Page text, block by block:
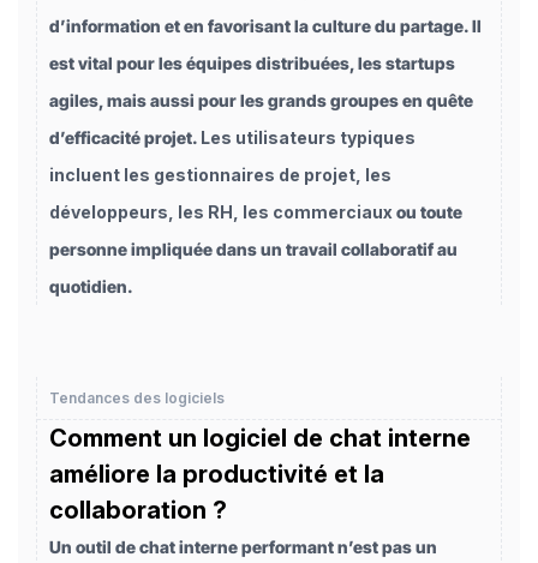
d’information et en favorisant la culture du partage. Il
est vital pour les équipes distribuées, les startups
agiles, mais aussi pour les grands groupes en quête
d’efficacité projet. Les utilisateurs typiques
incluent les gestionnaires de projet, les
développeurs, les RH, les commerciaux ou toute
personne impliquée dans un travail collaboratif au
quotidien.
Tendances des logiciels
Comment un logiciel de chat interne
améliore la productivité et la
collaboration ?
Un outil de chat interne performant n’est pas un